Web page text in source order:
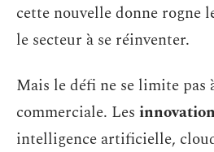
cette nouvelle donne rogne
le secteur à se réinventer.
Mais le défi ne se limite
commerciale. Les
intelligence artificielle,